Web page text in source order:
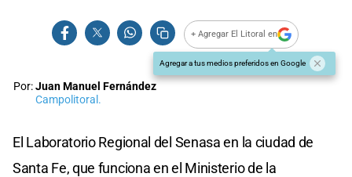
+ Agregar El Litoral en
Agregar a tus medios preferidos en Google
Por:Juan Manuel Fernández
Campolitoral.
El Laboratorio Regional del Senasa en la ciudad de
Santa Fe, que funciona en el Ministerio de la